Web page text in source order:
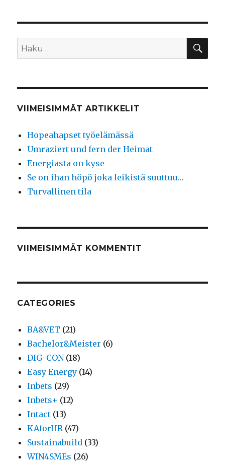
Etsi:
VIIMEISIMMÄT ARTIKKELIT
Hopeahapset työelämässä
Umraziert und fern der Heimat
Energiasta on kyse
Se on ihan höpö joka leikistä suuttuu…
Turvallinen tila
VIIMEISIMMÄT KOMMENTIT
CATEGORIES
BA&VET (21)
Bachelor&Meister (6)
DIG-CON(18)
Easy Energy (14)
Inbets (29)
Inbets+ (12)
Intact (13)
KAforHR(47)
Sustainabuild (33)
WIN4SMEs (26)